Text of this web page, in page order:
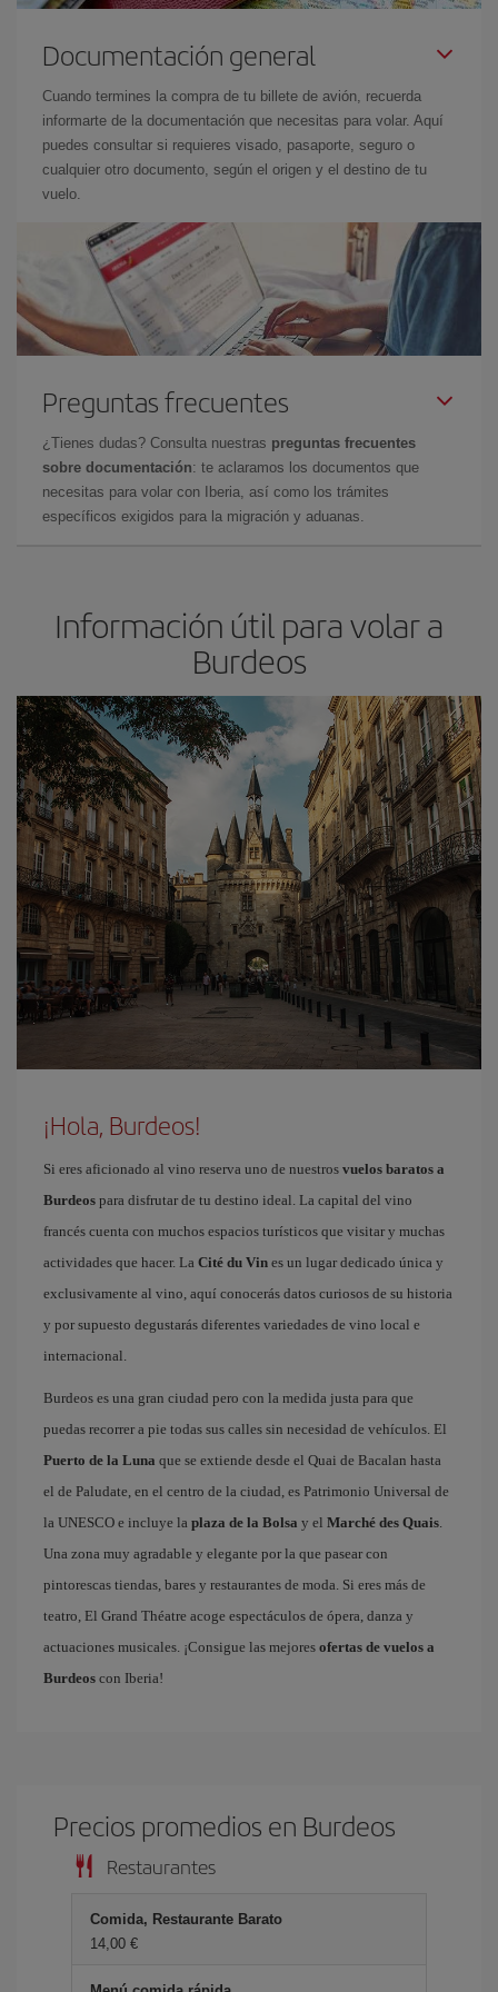
Documentación general
Cuando termines la compra de tu billete de avión, recuerda
informarte de la documentación que necesitas para volar. Aquí
puedes consultar si requieres visado, pasaporte, seguro o
cualquier otro documento, según el origen y el destino de tu
vuelo.
Preguntas frecuentes
¿Tienes dudas? Consulta nuestras preguntas frecuentes
sobre documentación: te aclaramos los documentos que
necesitas para volar con Iberia, así como los trámites
específicos exigidos para la migración y aduanas.
Información útil para volar a
Burdeos
¡Hola, Burdeos!
Si eres aficionado al vino reserva uno de nuestros vuelos baratos a
Burdeos para disfrutar de tu destino ideal. La capital del vino
francés cuenta con muchos espacios turísticos que visitar y muchas
actividades que hacer. La Cité du Vin es un lugar dedicado única y
exclusivamente al vino, aquí conocerás datos curiosos de su historia
y por supuesto degustarás diferentes variedades de vino local e
internacional.
Burdeos es una gran ciudad pero con la medida justa para que
puedas recorrer a pie todas sus calles sin necesidad de vehículos. El
Puerto de la Luna que se extiende desde el Quai de Bacalan hasta
el de Paludate, en el centro de la ciudad, es Patrimonio Universal de
la UNESCO e incluye la plaza de la Bolsa y el Marché des Quais.
Una zona muy agradable y elegante por la que pasear con
pintorescas tiendas, bares y restaurantes de moda. Si eres más de
teatro, El Grand Théatre acoge espectáculos de ópera, danza y
actuaciones musicales. ¡Consigue las mejores ofertas de vuelos a
Burdeos con Iberia!
Precios promedios en Burdeos
Restaurantes
Comida, Restaurante Barato
14,00 €